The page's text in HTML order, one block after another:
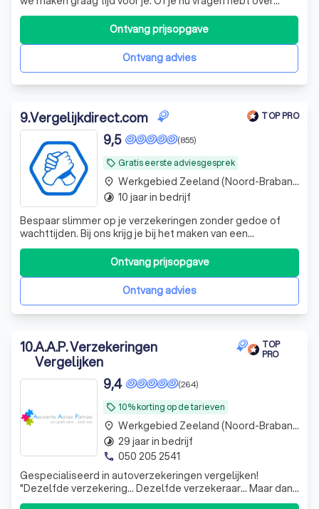
hypotheken of verzekeringen, we geven snel en helder
advies en kijken samen wat het beste bij je past. Als lokaal
familiebedrijf kennen we onze klanten en weten we wat er
speelt in de buurt
Ontvang advies
Ontvang prijsopgave
9.Vergelijkdirect.com TOP PRO
local_offer Gratis eerste adviesgesprek
(855)
9,5
Bespaar slimmer op je verzekeringen zonder gedoe of
wachttijden. Bij ons krijg je bij het maken van een
vergelijking direct overzicht en heb je telefonisch snel een
eerlijk antwoord op je vragen.
Ontvang advies
Ontvang prijsopgave
place Werkgebied Zeeland (Noord-Brabant)
timelapse 10 jaar in bedrijf
10.A.A.P. Verzekeringen
Vergelijken
TOP
PRO
local_offer 10% korting op de tarieven
(264)
9,4
Gespecialiseerd in autoverzekeringen vergelijken!
"Dezelfde verzekering... Dezelfde verzekeraar... Maar dan
goedkoper dan rechtstreeks bij de dezelfde
place Werkgebied Zeeland (Noord-Brabant)
timelapse 29 jaar in bedrijf
phone 050 205 2541